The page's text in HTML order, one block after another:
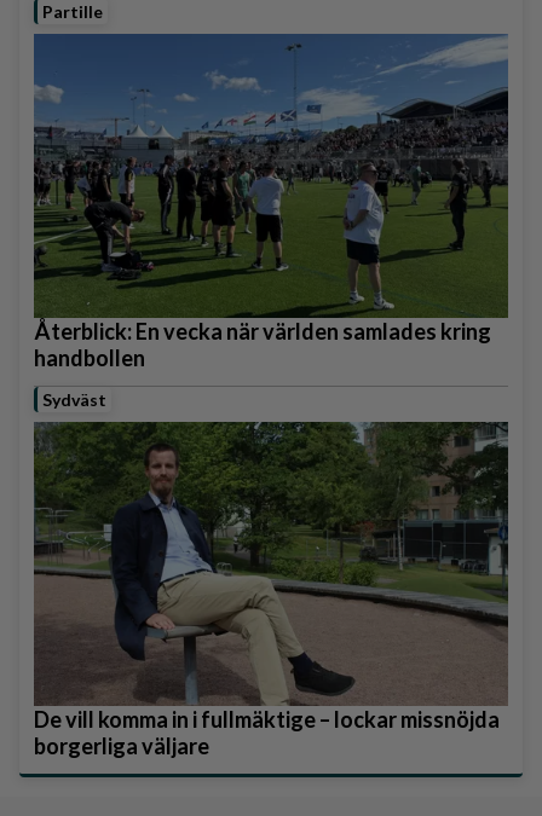
Partille
Återblick: En vecka när världen samlades kring
handbollen
Sydväst
De vill komma in i fullmäktige – lockar missnöjda
borgerliga väljare